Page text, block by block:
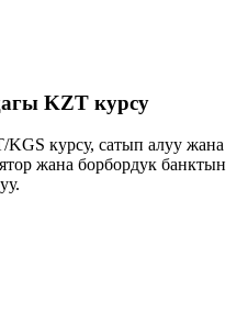
KZT курсу
курсу, сатып алуу жана
жана борбордук банктын